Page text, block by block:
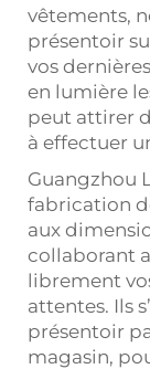
vêtements,
présentoir
vos
en lumière
peut attirer
à effectuer
Guangzhou
fabrication
aux
collaborant
librement
attentes. Ils
présentoir
magasin,